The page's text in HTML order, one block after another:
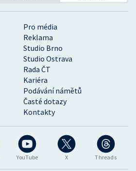
YouTube X Threads
Pro média
Reklama
Studio Brno
Studio Ostrava
Rada ČT
Kariéra
Podávání námětů
Časté dotazy
Kontakty